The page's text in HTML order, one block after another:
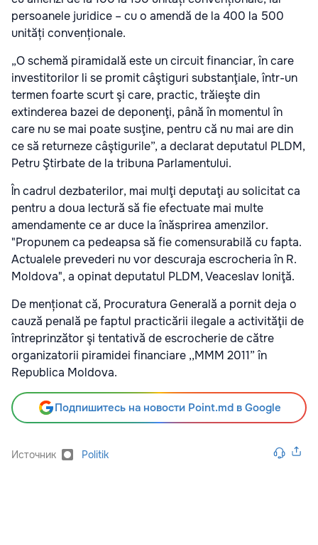
persoanele juridice – cu o amendă de la 400 la 500
unități convenționale.
„O schemă piramidală este un circuit financiar, în care
investitorilor li se promit câştiguri substanţiale, într-un
termen foarte scurt şi care, practic, trăieşte din
extinderea bazei de deponenţi, până în momentul în
care nu se mai poate susţine, pentru că nu mai are din
ce să returneze câştigurile”, a declarat deputatul PLDM,
Petru Ştirbate de la tribuna Parlamentului.
În cadrul dezbaterilor, mai mulţi deputaţi au solicitat ca
pentru a doua lectură să fie efectuate mai multe
amendamente ce ar duce la înăsprirea amenzilor.
"Propunem ca pedeapsa să fie comensurabilă cu fapta.
Actualele prevederi nu vor descuraja escrocheria în R.
Moldova", a opinat deputatul PLDM, Veaceslav Ioniţă.
De menționat că, Procuratura Generală a pornit deja o
cauză penală pe faptul practicării ilegale a activităţii de
întreprinzător şi tentativă de escrocherie de către
organizatorii piramidei financiare ,,MMM 2011” în
Republica Moldova.
Подпишитесь на новости Point.md в Google
Источник Politik